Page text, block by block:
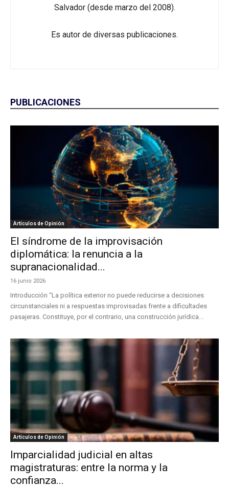
Salvador (desde marzo del 2008).
Es autor de diversas publicaciones.
PUBLICACIONES
Artículos de Opinión
El síndrome de la improvisación
diplomática: la renuncia a la
supranacionalidad...
16 junio 2026
Introducción “La política exterior no puede reducirse a decisiones
circunstanciales ni a respuestas improvisadas frente a dificultades
pasajeras. Constituye, por el contrario, una construcción jurídica...
Artículos de Opinión
Imparcialidad judicial en altas
magistraturas: entre la norma y la
confianza...